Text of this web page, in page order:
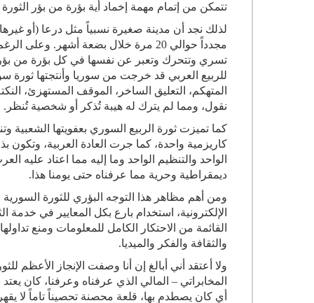
تتمكن من إتمام مهمة إخماد أية بؤرة من بؤر الثورة
لذلك نجد أن مدينة صغيرة نسبياً مثل درعا (أو
مجدداً حوالي 20 مرة خلال بضعة أشهر.
تسري وتتحرك وتعبر عن نفسها في كل بؤرة من بؤر
للربيع العربي قد خرجت من سوريا وأنتجتها ثورة
المتهكم، التعليق الساخر، الموقف المستهزئ،
نقول، ومما لم يترك له هيبة تُذكر أو شخصية تُنظر .
كما تميزت ثورة الربيع السوري بعفويتها الشعبية
كاريزمية واحدة، كما جرت العادة العربية، وتكون
الواحد والتنظيم الواحد وما إليه مما اعتاد
ديمقراطية وحرية مما عرفناه حتى يومنا هذا .
ومن أهم مظاهر هذا التوجه البؤري للثورة
الإلكترونية، استخدام بارع بكل المعايير في خدمة
القائمة من الاحتكار الكامل للمعلومات ومنع
والثقافة والفكر والميديا.
ولا أعتقد أني أبالغ إن أنا وصفت الإنجاز الأعظم
المخابراتي – المالي الذي عرفناه وعرفنا،
أي كان يصطدم بها، قلعة محصنة تحصيناً تاماً لا